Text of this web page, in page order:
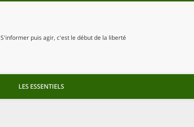
S'informer puis agir, c'est le début de la liberté
LES ESSENTIELS